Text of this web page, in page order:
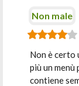
Non male
Non è certo
più un
contiene